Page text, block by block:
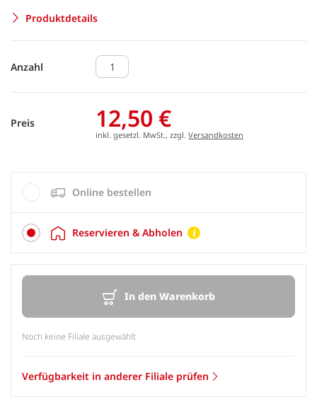
Produktdetails
Anzahl
Preis 12,50 €
inkl. gesetzl. MwSt., zzgl. Versandkosten
Online bestellen
Reservieren & Abholen
In den Warenkorb
Noch keine Filiale ausgewählt
Verfügbarkeit in anderer Filiale prüfen